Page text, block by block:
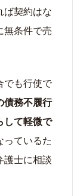
ば契約はな
無条件で売
でも行使で
債務不履行
して軽微で
っているた
護士に相談